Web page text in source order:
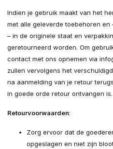
Indien je gebruik maakt van het
met alle geleverde toebehoren
– in de originele staat en
geretourneerd worden. Om
contact met ons opnemen via
zullen vervolgens het
na aanmelding van je retour
in goede orde retour ontvangen is.
Retourvoorwaarden:
Zorg ervoor dat de
opgeslagen en niet zijn